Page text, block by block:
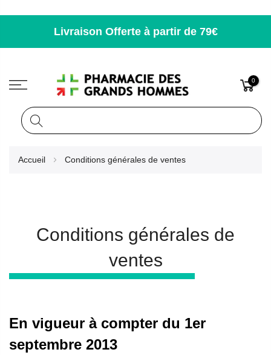
Livraison Offerte à partir de 79€
0
Accueil Conditions générales de ventes
Conditions générales de
ventes
En vigueur à compter du 1er
septembre 2013